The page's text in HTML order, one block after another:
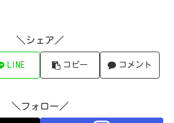
＼シェア／
LINE コピー コメント
＼フォロー／